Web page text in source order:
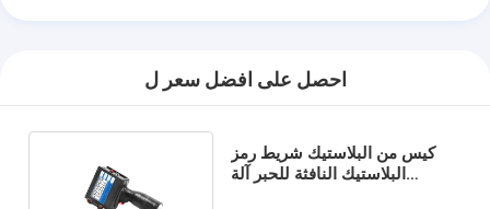
احصل على افضل سعر ل
كيس من البلاستيك شريط رمز
البلاستيك النافثة للحبر آلة